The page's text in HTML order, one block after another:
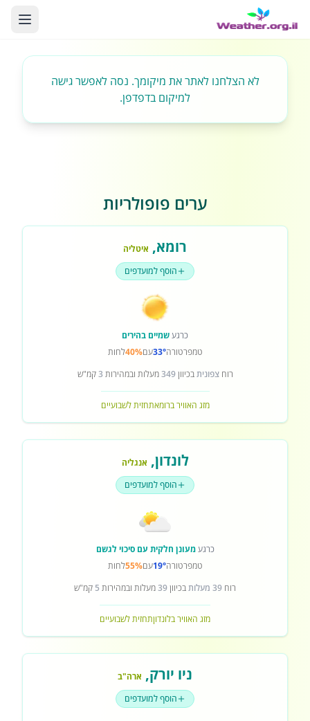
לא הצלחנו לאתר את מיקומך. נסה לאפשר גישה
למיקום בדפדפן.
ערים פופולריות
רומא, איטליה
הוסף למועדפים
כרגעשמיים בהירים
טמפרטורה33°עם40%לחות
רוחצפוניתבכיוון349מעלות ובמהירות 3קמ"ש
מזג האוויר ברומאתחזית לשבועיים
לונדון, אנגליה
הוסף למועדפים
כרגעמעונן חלקית עם סיכוי לגשם
טמפרטורה19°עם55%לחות
רוח 39 מעלות בכיוון39מעלות ובמהירות 5 קמ"ש
מזג האוויר בלונדוןתחזית לשבועיים
ניו יורק, ארה"ב
הוסף למועדפים